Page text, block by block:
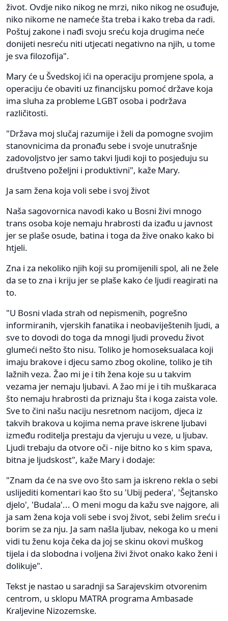
život. Ovdje niko nikog ne mrzi, niko nikog ne osuđuje,
niko nikome ne nameće šta treba i kako treba da radi.
Poštuj zakone i nađi svoju sreću koja drugima neće
donijeti nesreću niti utjecati negativno na njih, u tome
je sva filozofija".
Mary će u Švedskoj ići na operaciju promjene spola, a
operaciju će obaviti uz financijsku pomoć države koja
ima sluha za probleme LGBT osoba i podržava
različitosti.
"Država moj slučaj razumije i želi da pomogne svojim
stanovnicima da pronađu sebe i svoje unutrašnje
zadovoljstvo jer samo takvi ljudi koji to posjeduju su
društveno poželjni i produktivni", kaže Mary.
Ja sam žena koja voli sebe i svoj život
Naša sagovornica navodi kako u Bosni živi mnogo
trans osoba koje nemaju hrabrosti da izađu u javnost
jer se plaše osude, batina i toga da žive onako kako bi
htjeli.
Zna i za nekoliko njih koji su promijenili spol, ali ne žele
da se to zna i kriju jer se plaše kako će ljudi reagirati na
to.
"U Bosni vlada strah od nepismenih, pogrešno
informiranih, vjerskih fanatika i neobaviještenih ljudi, a
sve to dovodi do toga da mnogi ljudi provedu život
glumeći nešto što nisu. Toliko je homoseksualaca koji
imaju brakove i djecu samo zbog okoline, toliko je tih
lažnih veza. Žao mi je i tih žena koje su u takvim
vezama jer nemaju ljubavi. A žao mi je i tih muškaraca
što nemaju hrabrosti da priznaju šta i koga zaista vole.
Sve to čini našu naciju nesretnom nacijom, djeca iz
takvih brakova u kojima nema prave iskrene ljubavi
između roditelja prestaju da vjeruju u veze, u ljubav.
Ljudi trebaju da otvore oči - nije bitno ko s kim spava,
bitna je ljudskost", kaže Mary i dodaje:
"Znam da će na sve ovo što sam ja iskreno rekla o sebi
uslijediti komentari kao što su 'Ubij pedera', 'Šejtansko
djelo', 'Budala'... O meni mogu da kažu sve najgore, ali
ja sam žena koja voli sebe i svoj život, sebi želim sreću i
borim se za nju. Ja sam našla ljubav, nekoga ko u meni
vidi tu ženu koja čeka da joj se skinu okovi muškog
tijela i da slobodna i voljena živi život onako kako ženi i
dolikuje".
Tekst je nastao u saradnji sa Sarajevskim otvorenim
centrom, u sklopu MATRA programa Ambasade
Kraljevine Nizozemske.